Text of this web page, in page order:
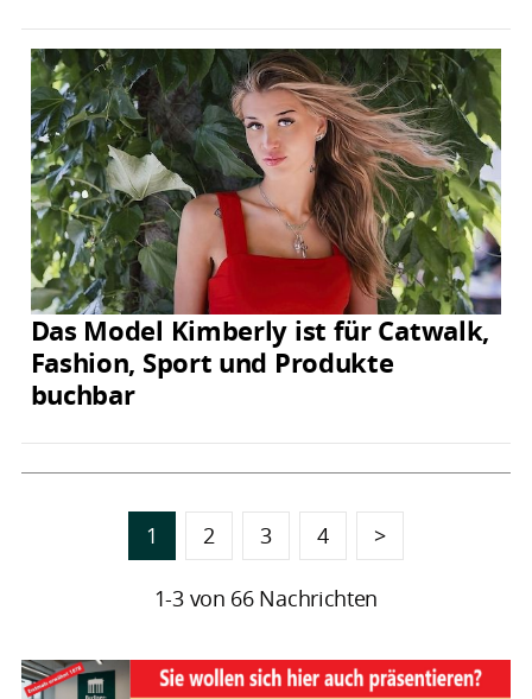
Das Model Kimberly ist für Catwalk,
Fashion, Sport und Produkte
buchbar
1 2 3 4 >
1-3 von 66 Nachrichten